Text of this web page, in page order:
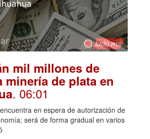
mil millones de
minería de plata en
. 06:01
en espera de autorización de
será de forma gradual en varios